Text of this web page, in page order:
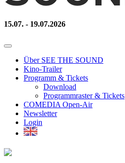
15.07. - 19.07.2026
Über SEE THE SOUND
Kino-Trailer
Programm & Tickets
Download
Programmraster & Tickets
COMEDIA Open-Air
Newsletter
Login